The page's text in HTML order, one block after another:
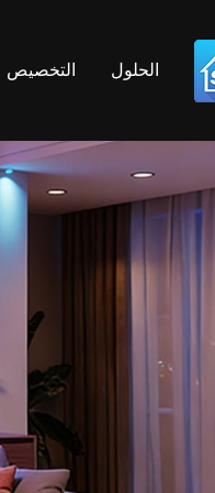
الحلول التخصيص